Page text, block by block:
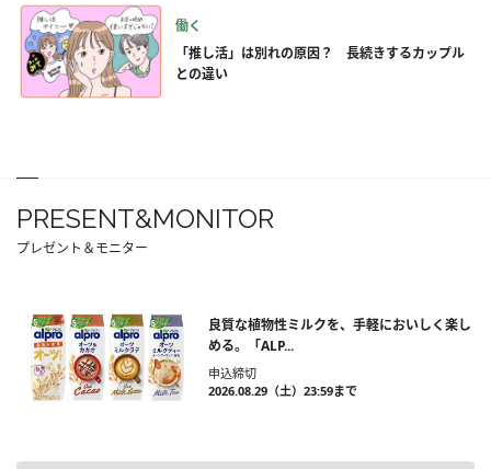
働く
「推し活」は別れの原因？ 長続きするカップル
との違い
PRESENT&MONITOR
プレゼント＆モニター
良質な植物性ミルクを、手軽においしく楽し
める。「ALP...
申込締切
2026.08.29（土）23:59まで